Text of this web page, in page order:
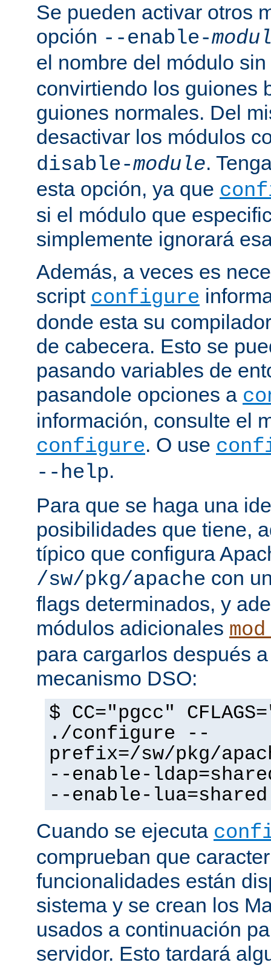
Se pueden activar otros
opción --enable-
el nombre del módulo
convirtiendo los guiones
guiones normales. Del
desactivar los módulos
disable-module.
esta opción, ya que
si el módulo que
simplemente ignorará
Además, a veces es
script configure
donde esta su
de cabecera. Esto se
pasando variables de
pasandole opciones a
información, consulte el
configure. O use
--help.
Para que se haga una
posibilidades que tiene,
típico que configura
/sw/pkg/apache con
flags determinados, y
módulos adicionales
para cargarlos después
mecanismo DSO:
$ CC="pgcc"
./configure --
prefix=/sw/pkg/
--enable-
--enable-lua=shared
Cuando se ejecuta
comprueban que
funcionalidades están
sistema y se crean los
usados a continuación
servidor. Esto tardará